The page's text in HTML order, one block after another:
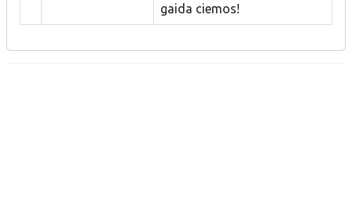
gaida ciemos!